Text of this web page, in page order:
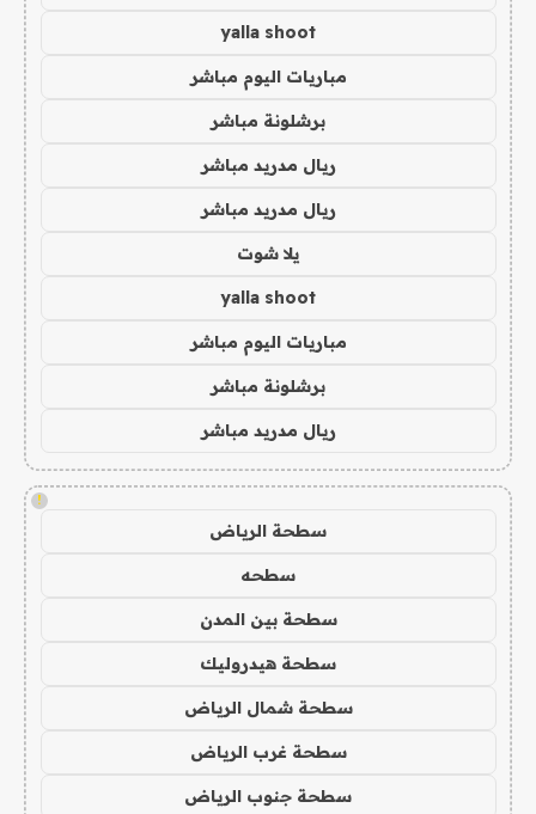
yalla shoot
مباريات اليوم مباشر
برشلونة مباشر
ريال مدريد مباشر
ريال مدريد مباشر
يلا شوت
yalla shoot
مباريات اليوم مباشر
برشلونة مباشر
ريال مدريد مباشر
!
سطحة الرياض
سطحه
سطحة بين المدن
سطحة هيدروليك
سطحة شمال الرياض
سطحة غرب الرياض
سطحة جنوب الرياض